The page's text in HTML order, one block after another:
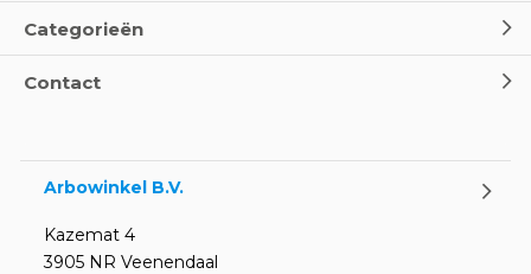
Categorieën
Contact
Arbowinkel B.V.
Kazemat 4
3905 NR Veenendaal